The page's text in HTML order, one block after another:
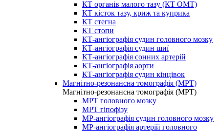
КТ органів малого тазу (КТ ОМТ)
КТ кісток тазу, криж та куприка
КТ стегна
КТ стопи
КТ-ангіографія судин головного мозку
КТ-ангіографія судин шиї
КТ-ангіографія сонних артерій
КТ-ангіографія аорти
КТ-ангіографія судин кінцівок
Магнітно-резонансна томографія (МРТ)
Магнітно-резонансна томографія (МРТ)
МРТ головного мозку
МРТ гіпофізу
МР-ангіографія судин головного мозку
МР-ангіографія артерій головного